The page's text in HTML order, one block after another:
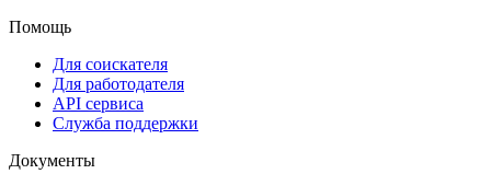
Помощь
Для соискателя
Для работодателя
API сервиса
Служба поддержки
Документы